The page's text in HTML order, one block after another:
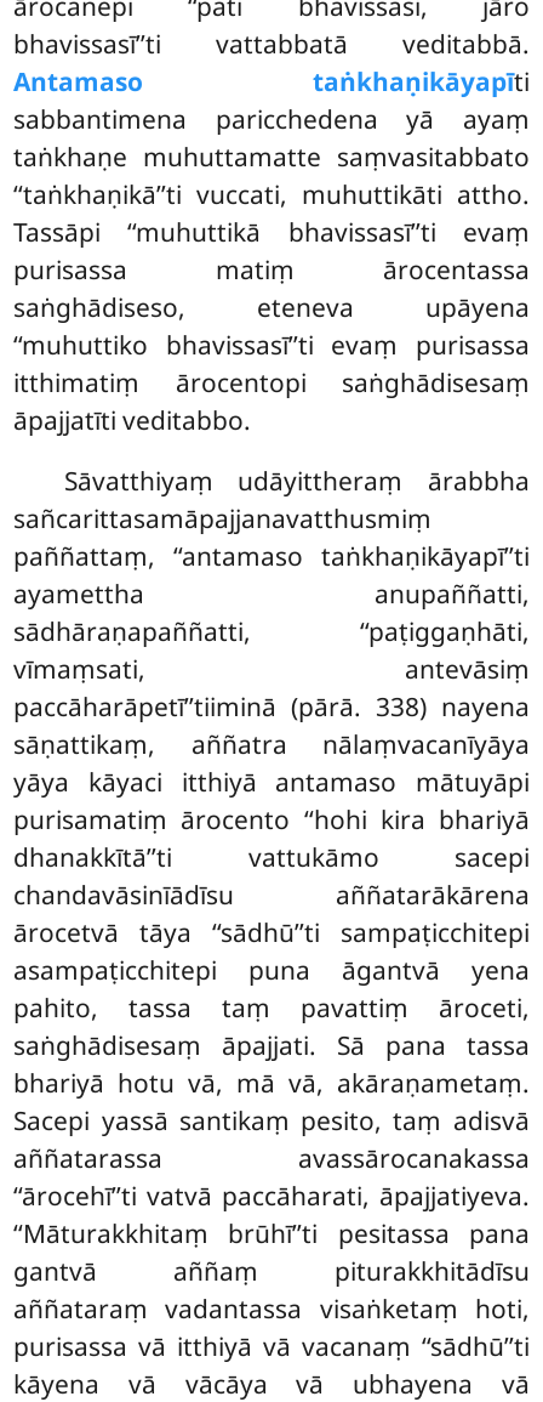
bhavissasī’’ti vattabbatā veditabbā.
Antamaso taṅkhaṇikāyapīti
sabbantimena paricchedena yā ayaṃ
taṅkhaṇe muhuttamatte saṃvasitabbato
‘‘taṅkhaṇikā’’ti vuccati, muhuttikāti attho.
Tassāpi ‘‘muhuttikā bhavissasī’’ti evaṃ
purisassa matiṃ ārocentassa
saṅghādiseso, eteneva upāyena
‘‘muhuttiko bhavissasī’’ti evaṃ purisassa
itthimatiṃ ārocentopi saṅghādisesaṃ
āpajjatīti veditabbo.
Sāvatthiyaṃ udāyittheraṃ ārabbha
sañcarittasamāpajjanavatthusmiṃ
paññattaṃ, ‘‘antamaso taṅkhaṇikāyapī’’ti
ayamettha anupaññatti,
sādhāraṇapaññatti, ‘‘paṭiggaṇhāti,
vīmaṃsati, antevāsiṃ
paccāharāpetī’’tiiminā (pārā. 338) nayena
sāṇattikaṃ, aññatra nālaṃvacanīyāya
yāya kāyaci itthiyā antamaso mātuyāpi
purisamatiṃ ārocento ‘‘hohi kira bhariyā
dhanakkītā’’ti vattukāmo sacepi
chandavāsinīādīsu aññatarākārena
ārocetvā tāya ‘‘sādhū’’ti sampaṭicchitepi
asampaṭicchitepi puna āgantvā yena
pahito, tassa taṃ pavattiṃ āroceti,
saṅghādisesaṃ āpajjati. Sā pana tassa
bhariyā hotu vā, mā vā, akāraṇametaṃ.
Sacepi yassā santikaṃ pesito, taṃ adisvā
aññatarassa avassārocanakassa
‘‘ārocehī’’ti vatvā paccāharati, āpajjatiyeva.
‘‘Māturakkhitaṃ brūhī’’ti pesitassa pana
gantvā aññaṃ piturakkhitādīsu
aññataraṃ vadantassa visaṅketaṃ hoti,
purisassa vā itthiyā vā vacanaṃ ‘‘sādhū’’ti
kāyena vā vācāya vā ubhayena vā